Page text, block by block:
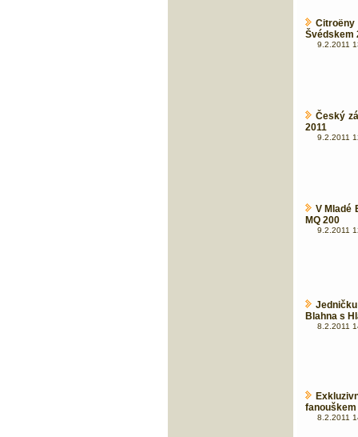
Švédskem
9.2.2011
Český
2011
9.2.2011
V Mladé
MQ 200
9.2.2011
Blahna s
8.2.2011
fanouškem
8.2.2011